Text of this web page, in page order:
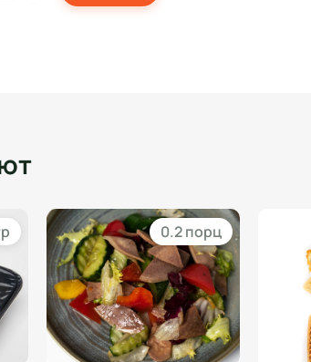
0.2 порц